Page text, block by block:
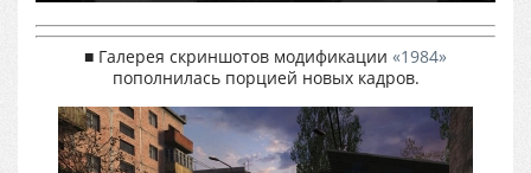
■ Галерея скриншотов модификации «1984»
пополнилась порцией новых кадров.